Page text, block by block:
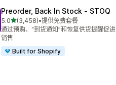
Preorder, Back In Stock ‑ STOQ
5.0星（满分 5 星）
(3,458)
总共 3458 条评论
•提供免费套餐
通过预购、“到货通知”和恢复供货提醒促进
销售
Built for Shopify